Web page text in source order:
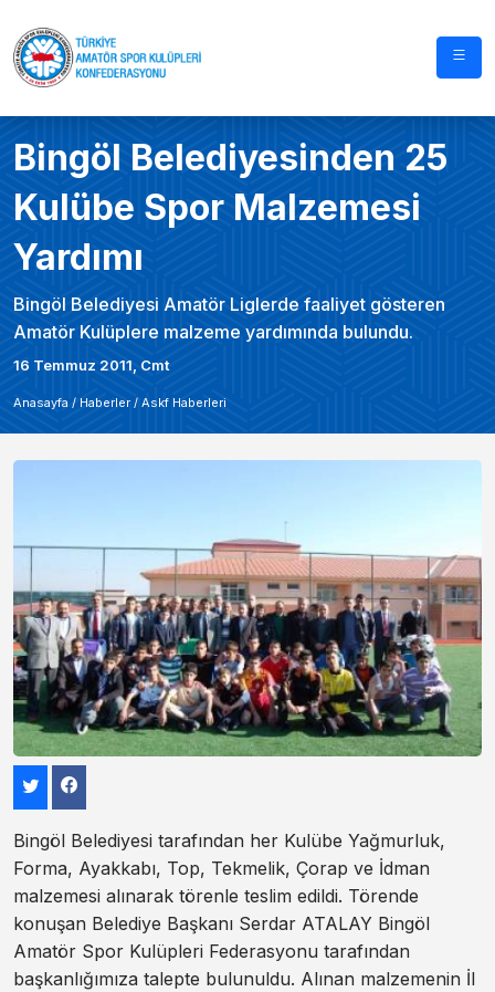
Bingöl Belediyesinden 25
Kulübe Spor Malzemesi
Yardımı
Bingöl Belediyesi Amatör Liglerde faaliyet gösteren
Amatör Kulüplere malzeme yardımında bulundu.
16 Temmuz 2011, Cmt
Anasayfa / Haberler / Askf Haberleri
Bingöl Belediyesi tarafından her Kulübe Yağmurluk,
Forma, Ayakkabı, Top, Tekmelik, Çorap ve İdman
malzemesi alınarak törenle teslim edildi. Törende
konuşan Belediye Başkanı Serdar ATALAY Bingöl
Amatör Spor Kulüpleri Federasyonu tarafından
başkanlığımıza talepte bulunuldu. Alınan malzemenin İl